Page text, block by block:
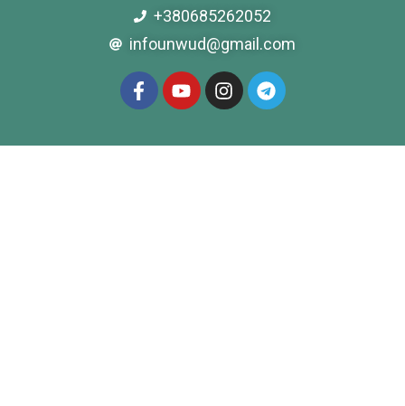
+380685262052
infounwud@gmail.com